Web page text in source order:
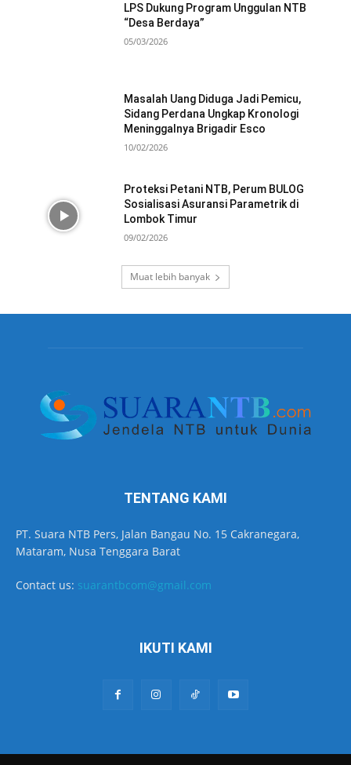
LPS Dukung Program Unggulan NTB
“Desa Berdaya”
05/03/2026
Masalah Uang Diduga Jadi Pemicu,
Sidang Perdana Ungkap Kronologi
Meninggalnya Brigadir Esco
10/02/2026
Proteksi Petani NTB, Perum BULOG
Sosialisasi Asuransi Parametrik di
Lombok Timur
09/02/2026
Muat lebih banyak
TENTANG KAMI
PT. Suara NTB Pers, Jalan Bangau No. 15 Cakranegara,
Mataram, Nusa Tenggara Barat
Contact us: suarantbcom@gmail.com
IKUTI KAMI